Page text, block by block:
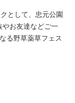
として、忠元公園
やお友達などご一
る野草薬草フェス